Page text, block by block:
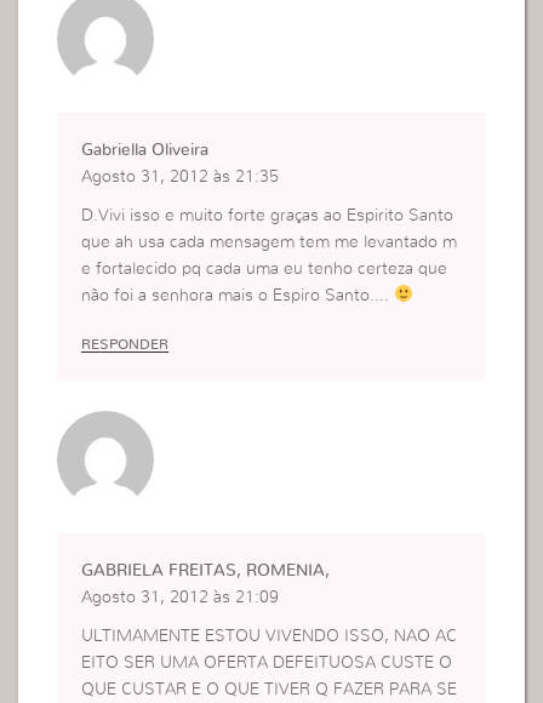
Gabriella Oliveira
Agosto 31, 2012 às 21:35
D.Vivi isso e muito forte graças ao Espirito Santo
que ah usa cada mensagem tem me levantado m
e fortalecido pq cada uma eu tenho certeza que
não foi a senhora mais o Espiro Santo….
RESPONDER
GABRIELA FREITAS, ROMENIA,
Agosto 31, 2012 às 21:09
ULTIMAMENTE ESTOU VIVENDO ISSO, NAO AC
EITO SER UMA OFERTA DEFEITUOSA CUSTE O
QUE CUSTAR E O QUE TIVER Q FAZER PARA SE